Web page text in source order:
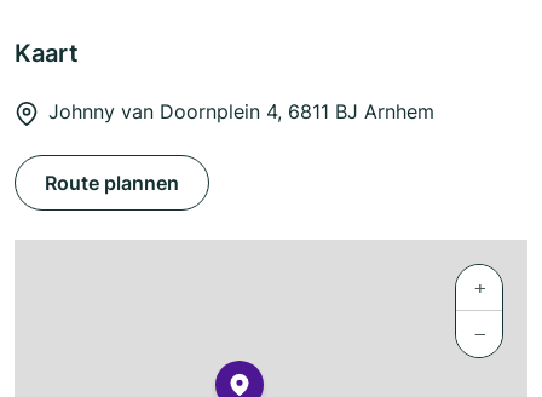
Kaart
Johnny van Doornplein 4, 6811 BJ Arnhem
Route plannen
+
−